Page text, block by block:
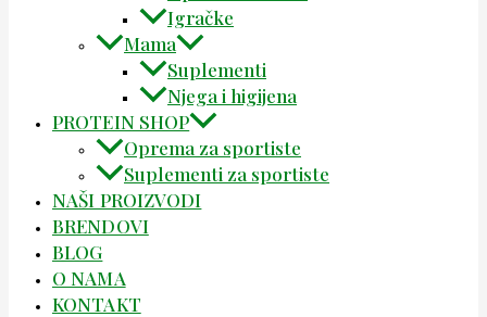
Igračke
Mama
Suplementi
Njega i higijena
PROTEIN SHOP
Oprema za sportiste
Suplementi za sportiste
NAŠI PROIZVODI
BRENDOVI
BLOG
O NAMA
KONTAKT